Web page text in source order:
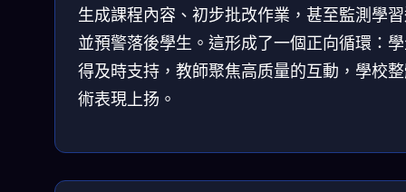
生成課程內容、初步批改作業，甚至監測學
並預警落後學生。這形成了一個正向循環：
得及時支持，教師聚焦高质量的互動，學校
術表現上扬。